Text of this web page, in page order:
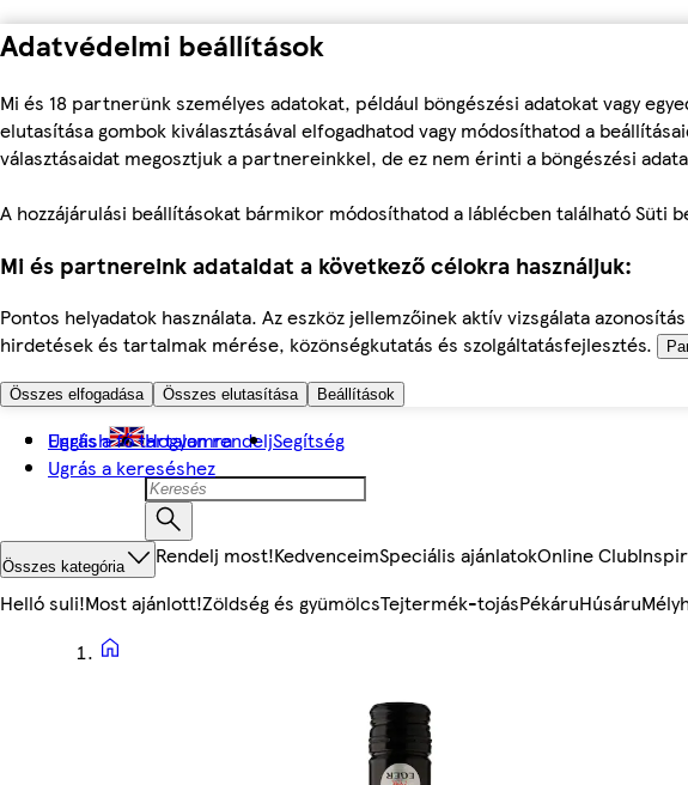
Adatvédelmi beállítások
Mi és 18 partnerünk személyes adatokat, például böngészési adatokat vagy
elutasítása gombok kiválasztásával elfogadhatod vagy módosíthatod a
választásaidat megosztjuk a partnereinkkel, de ez nem érinti a böngészési
A hozzájárulási beállításokat bármikor módosíthatod a láblécben található Süti
Mi és partnereink adataidat a következő célokra használjuk:
Pontos helyadatok használata. Az eszköz jellemzőinek aktív vizsgálata
hirdetések és tartalmak mérése, közönségkutatás és szolgáltatásfejlesztés.
Összes elfogadása Összes elutasítása Beállítások
Ugrás a fő tartalomra
Ugrás a kereséshez
English Hogyan rendeljSegítség
Összes kategória Rendelj most!KedvenceimSpeciális ajánlatokOnline Club
Helló suli!Most ajánlott!Zöldség és gyümölcsTejtermék-tojásPékáruHúsáru